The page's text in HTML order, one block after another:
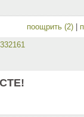
поощрить (2) |